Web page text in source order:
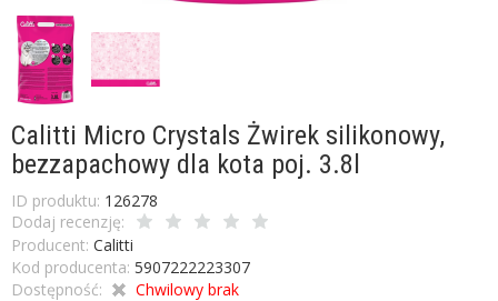
Calitti Micro Crystals Żwirek silikonowy,
bezzapachowy dla kota poj. 3.8l
ID produktu: 126278
Dodaj recenzję:
Producent: Calitti
Kod producenta: 5907222223307
Dostępność:
Chwilowy brak